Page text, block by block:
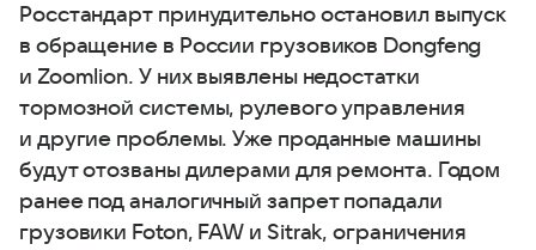
Росстандарт принудительно остановил выпуск
в обращение в России грузовиков Dongfeng
и Zoomlion. У них выявлены недостатки
тормозной системы, рулевого управления
и другие проблемы. Уже проданные машины
будут отозваны дилерами для ремонта. Годом
ранее под аналогичный запрет попадали
грузовики Foton, FAW и Sitrak, ограничения